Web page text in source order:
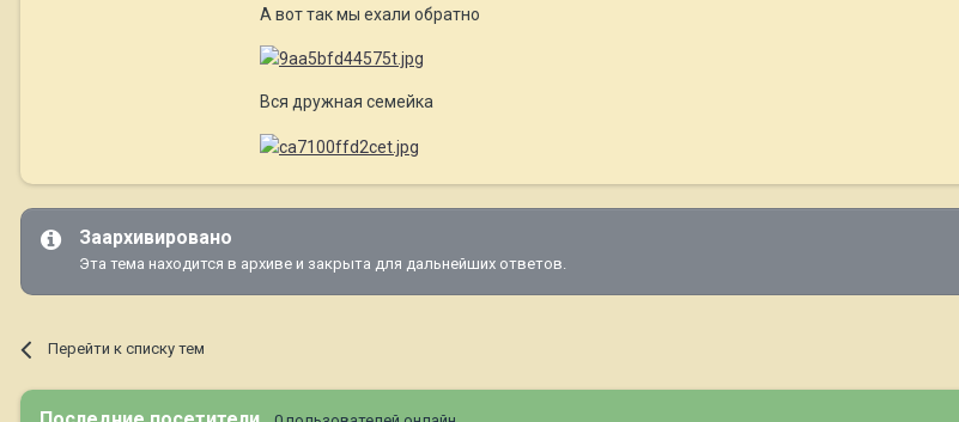
А вот так мы ехали обратно
Вся дружная семейка
Заархивировано
Эта тема находится в архиве и закрыта для дальнейших ответов.
Перейти к списку тем